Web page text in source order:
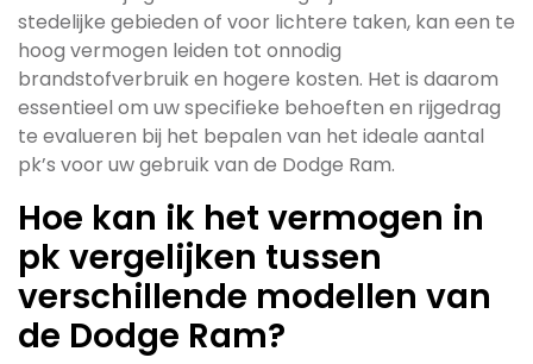
stedelijke gebieden of voor lichtere taken, kan een te
hoog vermogen leiden tot onnodig
brandstofverbruik en hogere kosten. Het is daarom
essentieel om uw specifieke behoeften en rijgedrag
te evalueren bij het bepalen van het ideale aantal
pk’s voor uw gebruik van de Dodge Ram.
Hoe kan ik het vermogen in
pk vergelijken tussen
verschillende modellen van
de Dodge Ram?